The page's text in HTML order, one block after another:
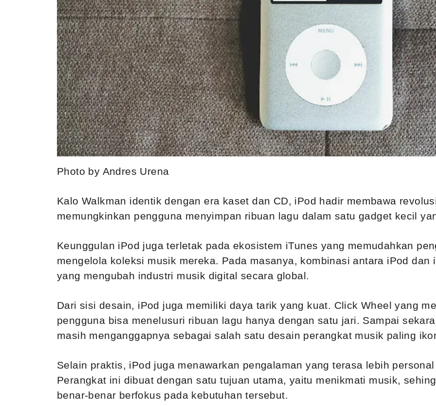
Photo by Andres Urena
Kalo Walkman identik dengan era kaset dan CD, iPod hadir membawa
memungkinkan pengguna menyimpan ribuan lagu dalam satu gadget kecil
Keunggulan iPod juga terletak pada ekosistem iTunes yang memudahkan
mengelola koleksi musik mereka. Pada masanya, kombinasi antara iPod dan
yang mengubah industri musik digital secara global.
Dari sisi desain, iPod juga memiliki daya tarik yang kuat. Click Wheel yang
pengguna bisa menelusuri ribuan lagu hanya dengan satu jari. Sampai
masih menganggapnya sebagai salah satu desain perangkat musik paling
Selain praktis, iPod juga menawarkan pengalaman yang terasa lebih
Perangkat ini dibuat dengan satu tujuan utama, yaitu menikmati musik,
benar-benar berfokus pada kebutuhan tersebut.